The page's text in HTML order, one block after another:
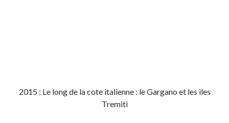
2015 : Le long de la cote italienne : le Gargano et les iles
Tremiti